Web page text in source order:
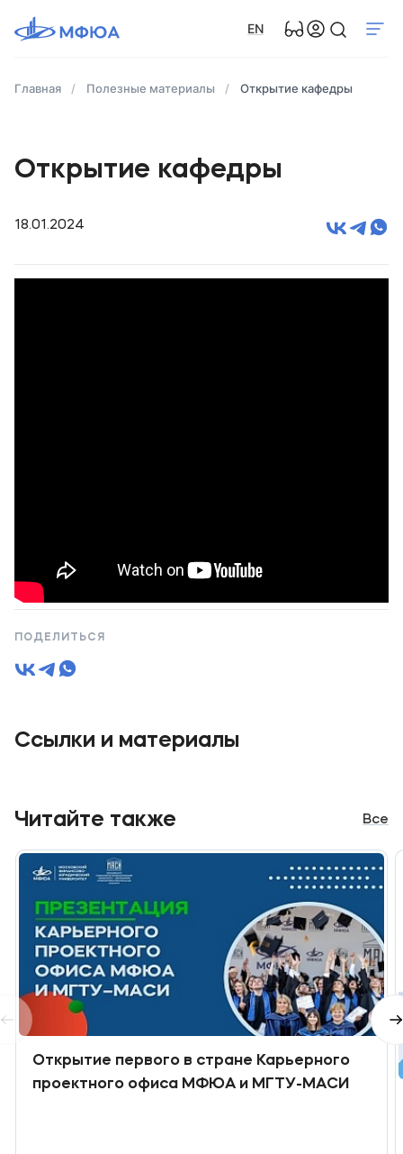
EN
Главная Полезные материалы Открытие кафедры
Открытие кафедры
18.01.2024
ПОДЕЛИТЬСЯ
Ссылки и материалы
Читайте также Все
Открытие первого в стране Карьерного
проектного офиса МФЮА и МГТУ-МАСИ